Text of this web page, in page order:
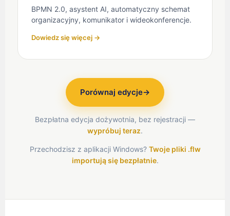
BPMN 2.0, asystent AI, automatyczny schemat
organizacyjny, komunikator i wideokonferencje.
Dowiedz się więcej →
Porównaj edycje→
Bezpłatna edycja dożywotnia, bez rejestracji —
wypróbuj teraz.
Przechodzisz z aplikacji Windows? Twoje pliki .flw
importują się bezpłatnie.